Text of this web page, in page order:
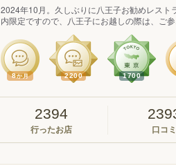
2024年10月。久しぶりに八王子お勧めレスト
内限定ですので、八王子にお越しの際は、ご参
8か月 2200 1700
2394
行ったお店 口コミ